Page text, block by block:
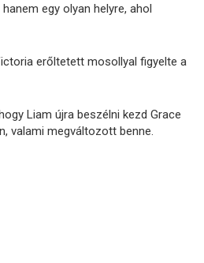
egy olyan helyre, ahol
erőltetett mosollyal figyelte a
Liam újra beszélni kezd Grace
valami megváltozott benne.